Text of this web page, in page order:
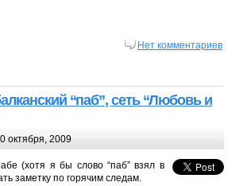
Нет комментариев
“паб”, сеть “Любовь и
октября, 2009
(хотя я бы слово “паб” взял в
заметку по горячим следам.